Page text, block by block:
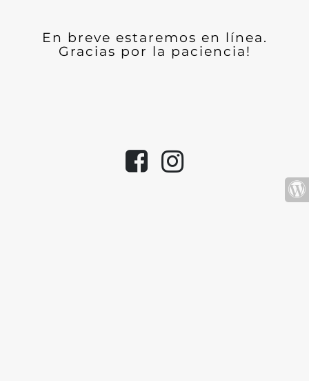
En breve estaremos en línea.
Gracias por la paciencia!